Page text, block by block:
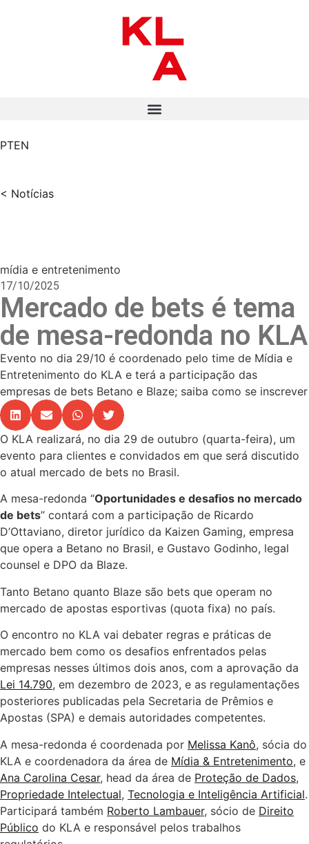
PTEN
< Notícias
mídia e entretenimento
17/10/2025
Mercado de bets é tema
de mesa-redonda no KLA
Evento no dia 29/10 é coordenado pelo time de Mídia e
Entretenimento do KLA e terá a participação das
empresas de bets Betano e Blaze; saiba como se inscrever
O KLA realizará, no dia 29 de outubro (quarta-feira), um
evento para clientes e convidados em que será discutido
o atual mercado de bets no Brasil.
A mesa-redonda “Oportunidades e desafios no mercado
de bets” contará com a participação de Ricardo
D’Ottaviano, diretor jurídico da Kaizen Gaming, empresa
que opera a Betano no Brasil, e Gustavo Godinho, legal
counsel e DPO da Blaze.
Tanto Betano quanto Blaze são bets que operam no
mercado de apostas esportivas (quota fixa) no país.
O encontro no KLA vai debater regras e práticas de
mercado bem como os desafios enfrentados pelas
empresas nesses últimos dois anos, com a aprovação da
Lei 14.790, em dezembro de 2023, e as regulamentações
posteriores publicadas pela Secretaria de Prêmios e
Apostas (SPA) e demais autoridades competentes.
A mesa-redonda é coordenada por Melissa Kanô, sócia do
KLA e coordenadora da área de Mídia & Entretenimento, e
Ana Carolina Cesar, head da área de Proteção de Dados,
Propriedade Intelectual, Tecnologia e Inteligência Artificial.
Participará também Roberto Lambauer, sócio de Direito
Público do KLA e responsável pelos trabalhos